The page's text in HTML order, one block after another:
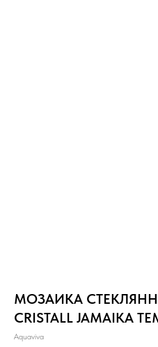
МОЗАИКА
СRISTALL JAMAIKA
Aquaviva